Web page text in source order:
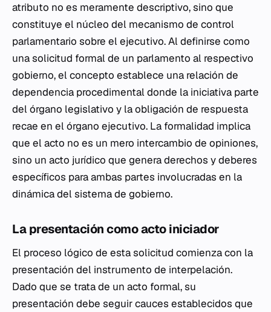
atributo no es meramente descriptivo, sino que
constituye el núcleo del mecanismo de control
parlamentario sobre el ejecutivo. Al definirse como
una solicitud formal de un parlamento al respectivo
gobierno, el concepto establece una relación de
dependencia procedimental donde la iniciativa parte
del órgano legislativo y la obligación de respuesta
recae en el órgano ejecutivo. La formalidad implica
que el acto no es un mero intercambio de opiniones,
sino un acto jurídico que genera derechos y deberes
específicos para ambas partes involucradas en la
dinámica del sistema de gobierno.
La presentación como acto iniciador
El proceso lógico de esta solicitud comienza con la
presentación del instrumento de interpelación.
Dado que se trata de un acto formal, su
presentación debe seguir cauces establecidos que